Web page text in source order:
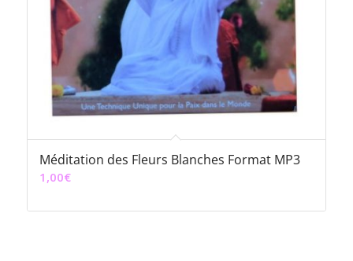
Méditation des Fleurs Blanches Format MP3
1,00€